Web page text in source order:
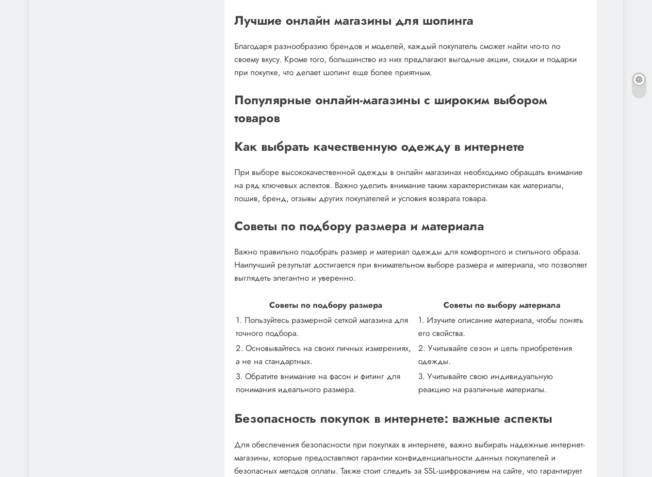
Лучшие онлайн магазины для шопинга
Благодаря разнообразию брендов и моделей, каждый покупатель сможет найти что-то по
своему вкусу. Кроме того, большинство из них предлагают выгодные акции, скидки и подарки
при покупке, что делает шопинг еще более приятным.
Популярные онлайн-магазины с широким выбором
товаров
Как выбрать качественную одежду в интернете
При выборе высококачественной одежды в онлайн магазинах необходимо обращать внимание
на ряд ключевых аспектов. Важно уделить внимание таким характеристикам как материалы,
пошив, бренд, отзывы других покупателей и условия возврата товара.
Советы по подбору размера и материала
Важно правильно подобрать размер и материал одежды для комфортного и стильного образа.
Наилучший результат достигается при внимательном выборе размера и материала, что позволяет
выглядеть элегантно и уверенно.
Советы по подбору размера
Советы по выбору материала
1. Пользуйтесь размерной сеткой магазина для
точного подбора.
1. Изучите описание материала, чтобы понять
его свойства.
2. Основывайтесь на своих личных измерениях,
а не на стандартных.
2. Учитывайте сезон и цель приобретения
одежды.
3. Обратите внимание на фасон и фитинг для
понимания идеального размера.
3. Учитывайте свою индивидуальную
реакцию на различные материалы.
Безопасность покупок в интернете: важные аспекты
Для обеспечения безопасности при покупках в интернете, важно выбирать надежные интернет-
магазины, которые предоставляют гарантии конфиденциальности данных покупателей и
безопасных методов оплаты. Также стоит следить за SSL-шифрованием на сайте, что гарантирует